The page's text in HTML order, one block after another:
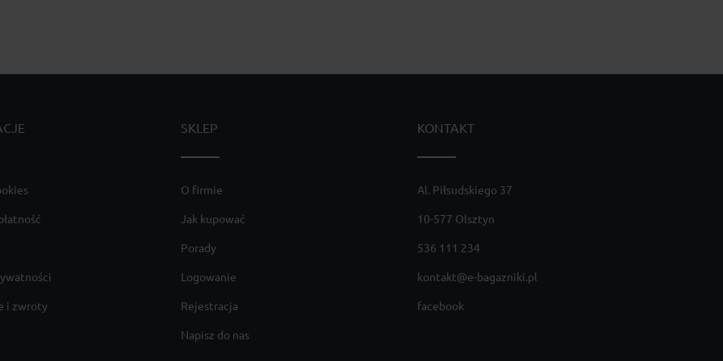
i zwroty
SKLEP
O firmie
Jak kupować
Porady
Logowanie
Rejestracja
Napisz do nas
KONTAKT
Al. Piłsudskiego 37
10-577 Olsztyn
536 111 234
kontakt@e-bagazniki.pl
facebook